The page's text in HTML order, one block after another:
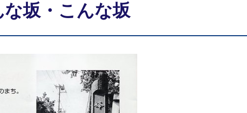
坂・こんな坂